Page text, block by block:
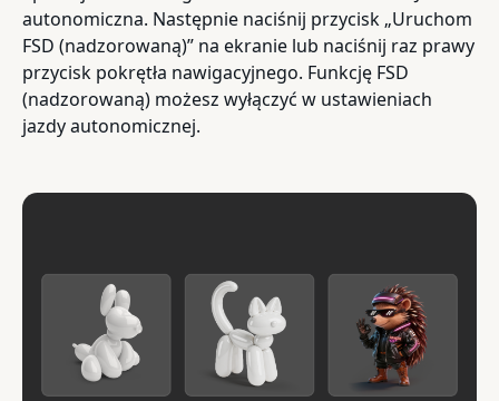
autonomiczna. Następnie naciśnij przycisk „Uruchom
FSD (nadzorowaną)” na ekranie lub naciśnij raz prawy
przycisk pokrętła nawigacyjnego. Funkcję FSD
(nadzorowaną) możesz wyłączyć w ustawieniach
jazdy autonomicznej.